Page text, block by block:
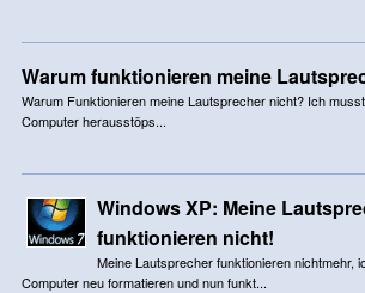
Warum funktionieren meine
Warum Funktionieren meine Lautsprecher nicht? Ich
Computer herausstöps...
Windows XP: Meine
funktionieren nicht!
Meine Lautsprecher funktionieren nichtmehr,
Computer neu formatieren und nun funkt...